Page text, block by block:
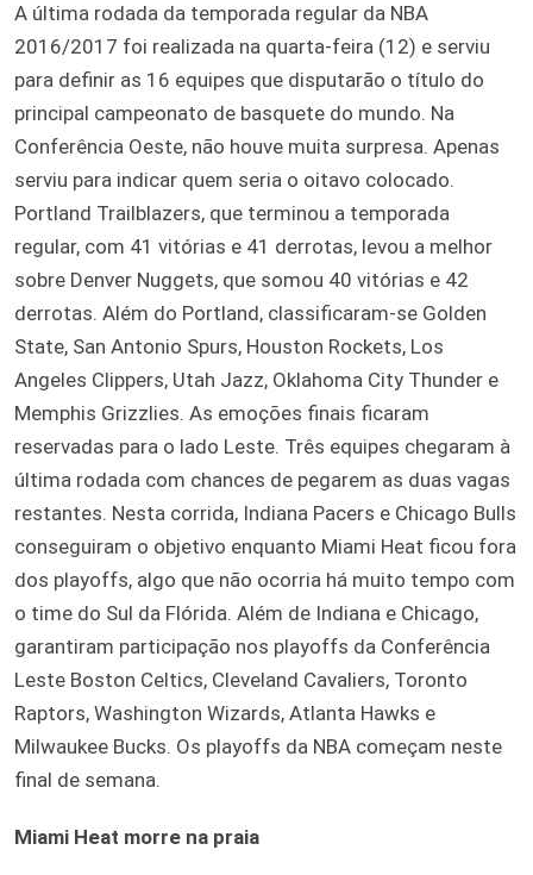
A última rodada da temporada regular da NBA
2016/2017 foi realizada na quarta-feira (12) e serviu
para definir as 16 equipes que disputarão o título do
principal campeonato de basquete do mundo. Na
Conferência Oeste, não houve muita surpresa. Apenas
serviu para indicar quem seria o oitavo colocado.
Portland Trailblazers, que terminou a temporada
regular, com 41 vitórias e 41 derrotas, levou a melhor
sobre Denver Nuggets, que somou 40 vitórias e 42
derrotas. Além do Portland, classificaram-se Golden
State, San Antonio Spurs, Houston Rockets, Los
Angeles Clippers, Utah Jazz, Oklahoma City Thunder e
Memphis Grizzlies. As emoções finais ficaram
reservadas para o lado Leste. Três equipes chegaram à
última rodada com chances de pegarem as duas vagas
restantes. Nesta corrida, Indiana Pacers e Chicago Bulls
conseguiram o objetivo enquanto Miami Heat ficou fora
dos playoffs, algo que não ocorria há muito tempo com
o time do Sul da Flórida. Além de Indiana e Chicago,
garantiram participação nos playoffs da Conferência
Leste Boston Celtics, Cleveland Cavaliers, Toronto
Raptors, Washington Wizards, Atlanta Hawks e
Milwaukee Bucks. Os playoffs da NBA começam neste
final de semana.
Miami Heat morre na praia